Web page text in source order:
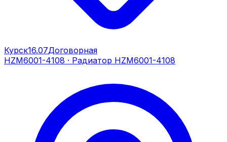
Курск16.07Договорная
HZM6001-4108 · Радиатор HZM6001-4108